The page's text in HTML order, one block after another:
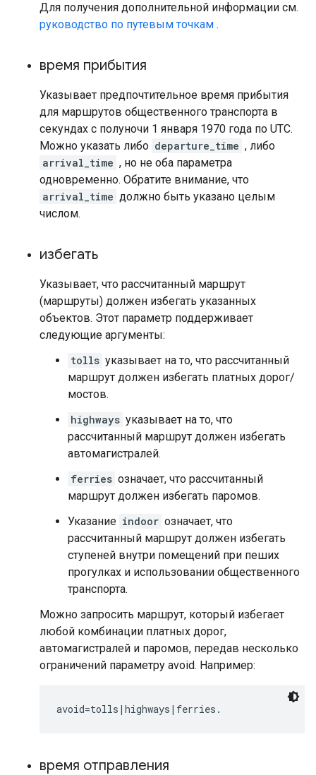
Для получения дополнительной информации см.
руководство по путевым точкам .
время прибытия
Указывает предпочтительное время прибытия
для маршрутов общественного транспорта в
секундах с полуночи 1 января 1970 года по UTC.
Можно указать либо departure_time , либо
arrival_time , но не оба параметра
одновременно. Обратите внимание, что
arrival_time должно быть указано целым
числом.
избегать
Указывает, что рассчитанный маршрут
(маршруты) должен избегать указанных
объектов. Этот параметр поддерживает
следующие аргументы:
tolls указывает на то, что рассчитанный
маршрут должен избегать платных дорог/
мостов.
highways указывает на то, что
рассчитанный маршрут должен избегать
автомагистралей.
ferries означает, что рассчитанный
маршрут должен избегать паромов.
Указание indoor означает, что
рассчитанный маршрут должен избегать
ступеней внутри помещений при пеших
прогулках и использовании общественного
транспорта.
Можно запросить маршрут, который избегает
любой комбинации платных дорог,
автомагистралей и паромов, передав несколько
ограничений параметру avoid. Например:
время отправления